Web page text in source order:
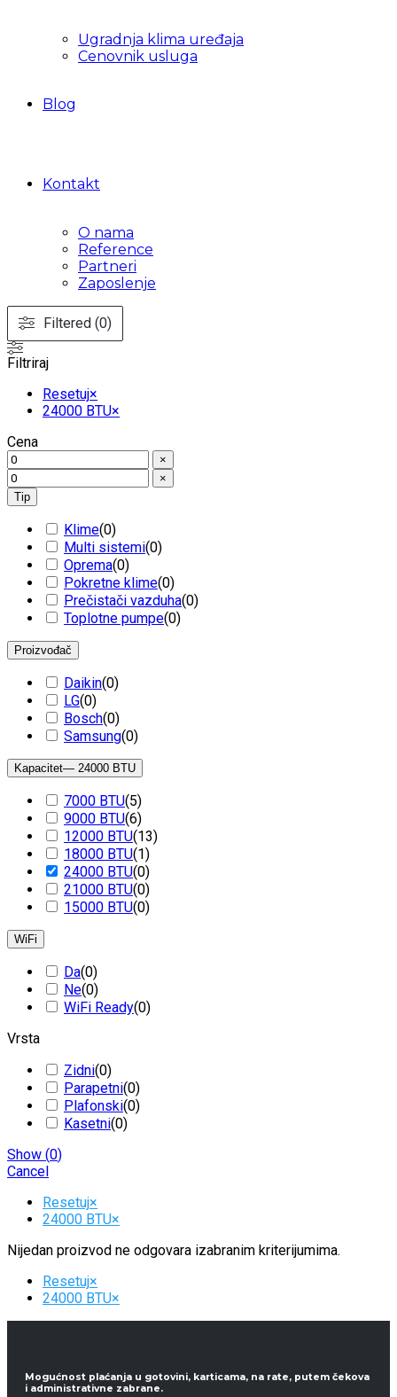
Ugradnja klima uređaja
Cenovnik usluga
Blog
Kontakt
O nama
Reference
Partneri
Zaposlenje
Resetuj×
24000 BTU×
Nijedan proizvod ne odgovara izabranim kriterijumima.
Resetuj×
24000 BTU×
Filtered (0)
Filtriraj
Resetuj×
24000 BTU×
Cena
×
×
Tip
Klime(0)
Multi sistemi(0)
Oprema(0)
Pokretne klime(0)
Prečistači vazduha(0)
Toplotne pumpe(0)
Proizvođač
Daikin(0)
LG(0)
Bosch(0)
Samsung(0)
Kapacitet— 24000 BTU
7000 BTU(5)
9000 BTU(6)
12000 BTU(13)
18000 BTU(1)
24000 BTU(0)
21000 BTU(0)
15000 BTU(0)
WiFi
Da(0)
Ne(0)
WiFi Ready(0)
Vrsta
Zidni(0)
Parapetni(0)
Plafonski(0)
Kasetni(0)
Show (0)
Cancel
Mogućnost plaćanja u gotovini, karticama, na rate, putem čekova
i administrativne zabrane.